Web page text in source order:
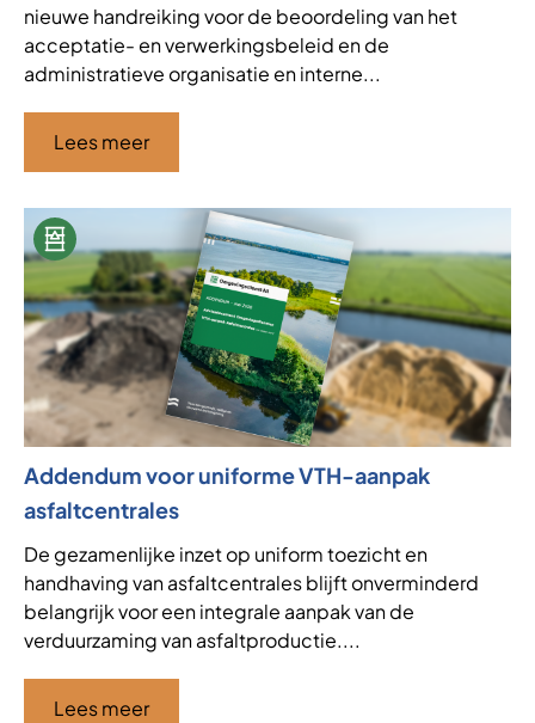
nieuwe handreiking voor de beoordeling van het
acceptatie- en verwerkingsbeleid en de
administratieve organisatie en interne...
Lees meer
Addendum voor uniforme VTH-aanpak
asfaltcentrales
De gezamenlijke inzet op uniform toezicht en
handhaving van asfaltcentrales blijft onverminderd
belangrijk voor een integrale aanpak van de
verduurzaming van asfaltproductie....
Lees meer